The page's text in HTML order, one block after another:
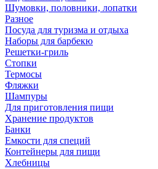
Шумовки, половники, лопатки
Разное
Посуда для туризма и отдыха
Наборы для барбекю
Решетки-гриль
Стопки
Термосы
Фляжки
Шампуры
Для приготовления пищи
Хранение продуктов
Банки
Емкости для специй
Контейнеры для пищи
Хлебницы